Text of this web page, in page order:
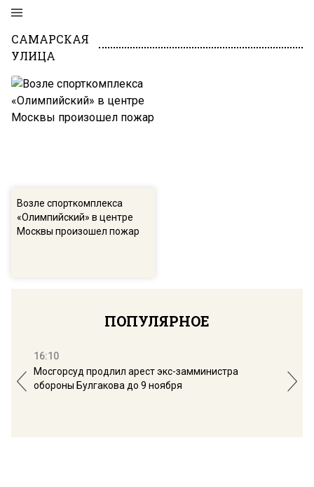
САМАРСКАЯ
УЛИЦА
Возле спорткомплекса
«Олимпийский» в центре
Москвы произошел пожар
ПОПУЛЯРНОЕ
16:10
Мосгорсуд продлил арест экс-замминистра
обороны Булгакова до 9 ноября